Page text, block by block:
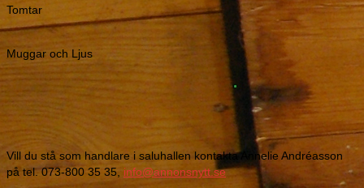
Telefon:
073-800 35 35
Besöksadress:
Tavlebord 110
473 97 Henån
Postadress:
c/o Annelie Andreasson
Postgårdsvägen 101